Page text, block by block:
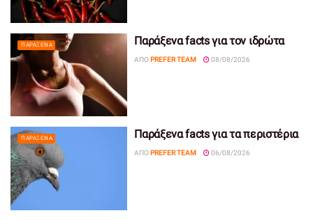
ΠΑΡΆΞΕΝΑ Παράξενα facts για τον ιδρώτα
ΑΠΌ PREFER TEAM 08/08/2026
ΠΑΡΆΞΕΝΑ Παράξενα facts για τα περιστέρια
ΑΠΌ PREFER TEAM 06/08/2026